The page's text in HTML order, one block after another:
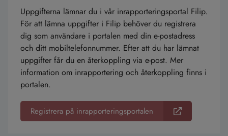
Uppgifterna lämnar du i vår inrapporteringsportal Filip.
För att lämna uppgifter i Filip behöver du registrera
dig som användare i portalen med din e-postadress
och ditt mobiltelefonnummer. Efter att du har lämnat
uppgifter får du en återkoppling via e-post. Mer
information om inrapportering och återkoppling finns i
portalen.
Registrera på inrapporteringsportalen